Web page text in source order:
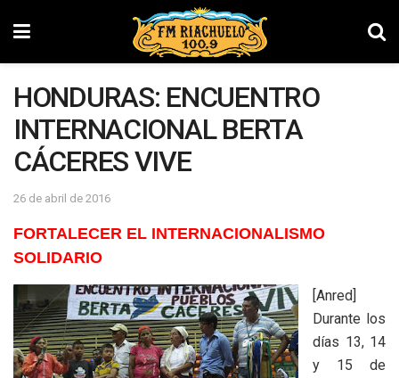
HONDURAS: ENCUENTRO
INTERNACIONAL BERTA
CÁCERES VIVE
26 de abril de 2016
FORTALECER EL INTERNACIONALISMO
SOLIDARIO
[Anred]
Durante los
días‭ ‬13,‭ ‬14‭
‬y‭ ‬15‭ ‬de